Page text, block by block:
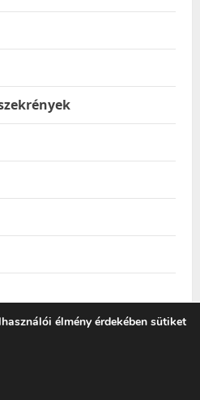
élmény érdekében sütiket